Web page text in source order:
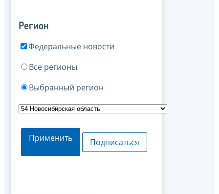
Регион
Федеральные новости
Все регионы
Выбранный регион
Применить Подписаться